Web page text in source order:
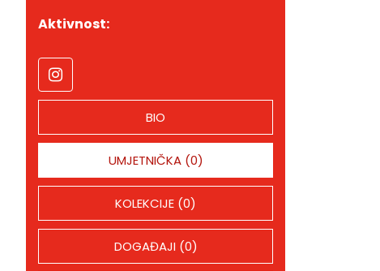
Aktivnost:
BIO
UMJETNIČKA (0)
KOLEKCIJE (0)
DOGAĐAJI (0)